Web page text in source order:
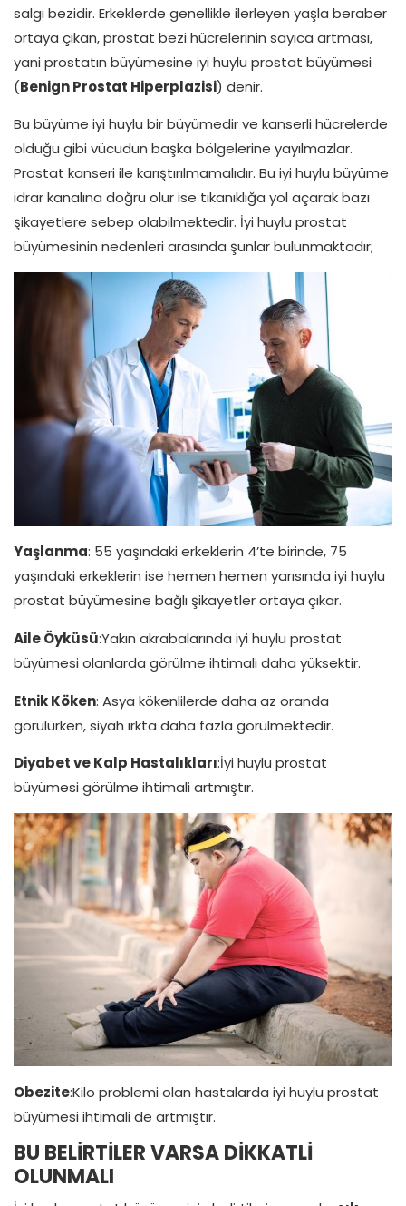
salgı bezidir. Erkeklerde genellikle ilerleyen yaşla beraber
ortaya çıkan, prostat bezi hücrelerinin sayıca artması,
yani prostatın büyümesine iyi huylu prostat büyümesi
(Benign Prostat Hiperplazisi) denir.
Bu büyüme iyi huylu bir büyümedir ve kanserli hücrelerde
olduğu gibi vücudun başka bölgelerine yayılmazlar.
Prostat kanseri ile karıştırılmamalıdır. Bu iyi huylu büyüme
idrar kanalına doğru olur ise tıkanıklığa yol açarak bazı
şikayetlere sebep olabilmektedir. İyi huylu prostat
büyümesinin nedenleri arasında şunlar bulunmaktadır;
Yaşlanma: 55 yaşındaki erkeklerin 4’te birinde, 75
yaşındaki erkeklerin ise hemen hemen yarısında iyi huylu
prostat büyümesine bağlı şikayetler ortaya çıkar.
Aile Öyküsü:Yakın akrabalarında iyi huylu prostat
büyümesi olanlarda görülme ihtimali daha yüksektir.
Etnik Köken: Asya kökenlilerde daha az oranda
görülürken, siyah ırkta daha fazla görülmektedir.
Diyabet ve Kalp Hastalıkları:İyi huylu prostat
büyümesi görülme ihtimali artmıştır.
Obezite:Kilo problemi olan hastalarda iyi huylu prostat
büyümesi ihtimali de artmıştır.
BU BELİRTİLER VARSA DİKKATLİ
OLUNMALI